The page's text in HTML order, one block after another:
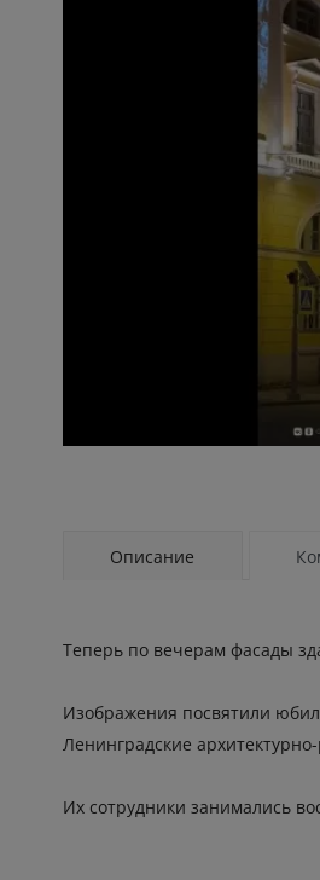
Описание
Теперь по вечерам фасады
Изображения посвятили
Ленинградские
Их сотрудники занимались